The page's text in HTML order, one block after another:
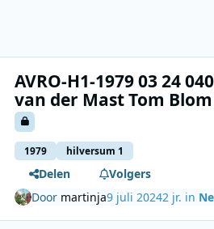
AVRO-H1-1979 03 24
van der Mast Tom
1979 hilversum 1
Delen
Volgers
Door martinja9 juli 20242 jr. in